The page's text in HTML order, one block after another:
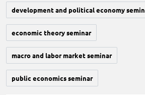
development and political economy
economic theory seminar
macro and labor market seminar
public economics seminar